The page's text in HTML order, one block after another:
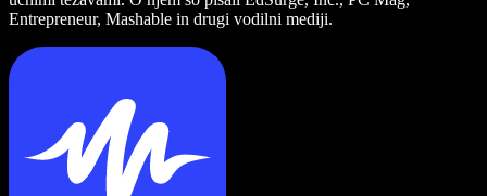
Entrepreneur, Mashable in drugi vodilni mediji.